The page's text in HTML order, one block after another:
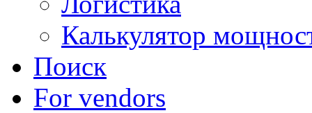
Калькулятор
Поиск
For vendors